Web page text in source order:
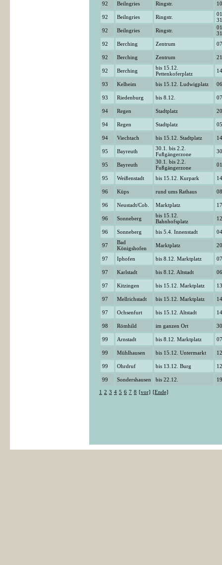
92 Beilngries Ringstr.
92 Beilngries Ringstr.
92
Beilngries Ringstr.
92
Berching Zentrum
92 Berching Zentrum
92 Berching
bis 15.12.
Pettenkoferplatz
93 Kelheim bis 15.12. Ludwigplatz
93 Riedenburg bis 8.12.
94 Regen Stadtplatz
94 Regen Stadtplatz
94 Viechtach bis 15.12. Stadtplatz
95 Bayreuth
30.1. bis 2.2.
Fußgängerzone
95 Bayreuth
30.1. bis 2.2.
Fußgängerzone
95 Weißenstadt bis 15.12. Kurpark
96 Küps rund ums Rathaus
96 Neustadt/Cob. Marktplatz
96 Sonneberg
bis 15.12.
Bahnhofsplatz
96 Sonneberg bis 5.4. Innenstadt
97
Bad
Königshofen
Marktplatz
97 Iphofen bis 8.12. Marktplatz
97 Karlstadt bis 8.12. Altstadt
97 Kitzingen bis 15.12. Marktplatz
97 Mellrichstadt bis 15.12. Marktplatz
97 Ochsenfurt bis 15.12. Altstadt
98 Römhild im ganzen Ort
99 Arnstadt bis 8.12. Marktplatz
99 Mühlhausen bis 15.12. Untermarkt
99 Ohrdruf bis 13.12. Burg
99 Sondershausen bis 22.12.
1 2 3 4 5 6 7 8 [vor] [Ende]